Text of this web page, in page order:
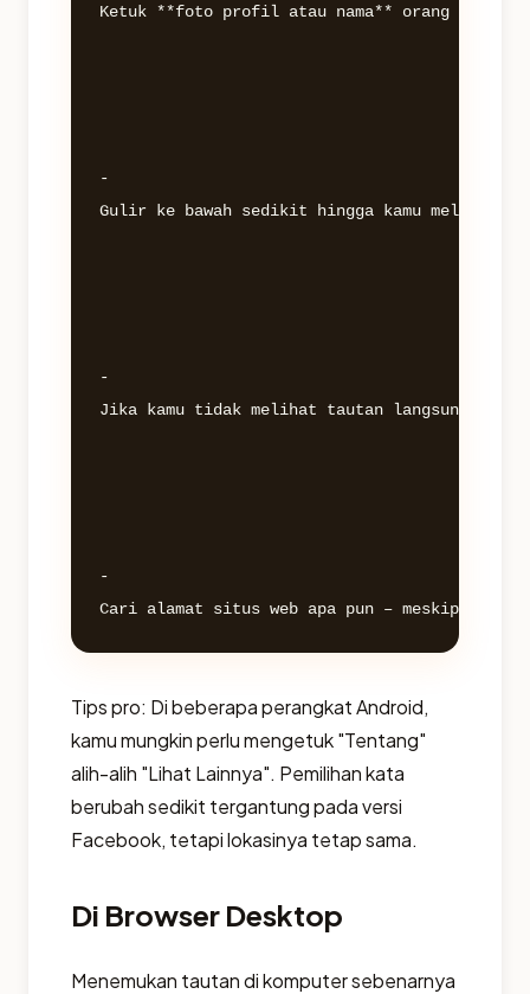
Ketuk **foto profil atau nama** orang tersebut
-
Gulir ke bawah sedikit hingga kamu melihat
-
Jika kamu tidak melihat tautan langsung,
-
Tips pro: Di beberapa perangkat Android,
kamu mungkin perlu mengetuk "Tentang"
alih-alih "Lihat Lainnya". Pemilihan kata
berubah sedikit tergantung pada versi
Facebook, tetapi lokasinya tetap sama.
Di Browser Desktop
Menemukan tautan di komputer sebenarnya